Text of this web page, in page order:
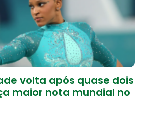
volta após quase dois
maior nota mundial no